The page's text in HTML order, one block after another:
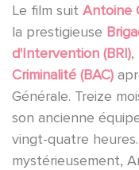
Le film suit Antoine
la prestigieuse
d'Intervention (BRI),
Criminalité (BAC)
Générale. Treize
son ancienne
vingt-quatre
mystérieusement,